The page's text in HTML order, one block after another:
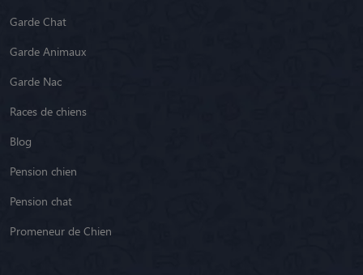
Garde Chat
Garde Animaux
Garde Nac
Races de chiens
Blog
Pension chien
Pension chat
Promeneur de Chien